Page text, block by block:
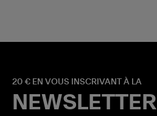
20 € EN VOUS INSCRIVANT À LA
NEWSLETTER